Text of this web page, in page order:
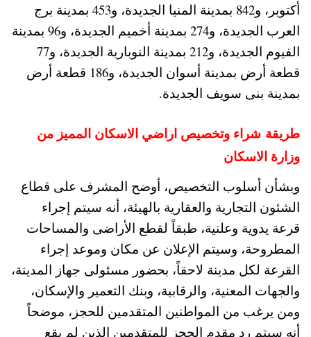
أكتوبر، و842 بمدينة المنيا الجديدة، و453 بمدينة برج
العرب الجديدة، و274 بمدينة أخميم الجديدة، و96 بمدينة
الفيوم الجديدة، و212 بمدينة النوبارية الجديدة، و77
قطعة أرض بمدينة أسوان الجديدة، و186 قطعة أرض
بمدينة بنى سويف الجديدة.
طريقة شراء وتخصيص اراضي الاسكان المميز من
وزارة الاسكان
وبشأن أسلوب التخصيص، أوضح المشرف على قطاع
الشئون التجارية والعقارية بالهيئة، أنه سيتم إجراء
قرعة يدوية وعلنية، طبقاً لقطع الأراضى والمساحات
المطروحة، وسيتم الإعلان عن مكان وموعد إجراء
القرعة لكل مدينة لاحقاً، بحضور مسئولى جهاز المدينة،
والجهات المعنية، والرقابية، وبنك التعمير والإسكان،
ومن يرغب من المواطنين المتقدمين للحجز، موضحاً
أنه سيتم رد مقدم الحجز للمتقدمين الذين لم يقع